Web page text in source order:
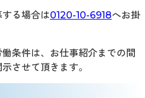
る場合は0120-10-6918へお掛
条件は、お仕事紹介までの間
させて頂きます。